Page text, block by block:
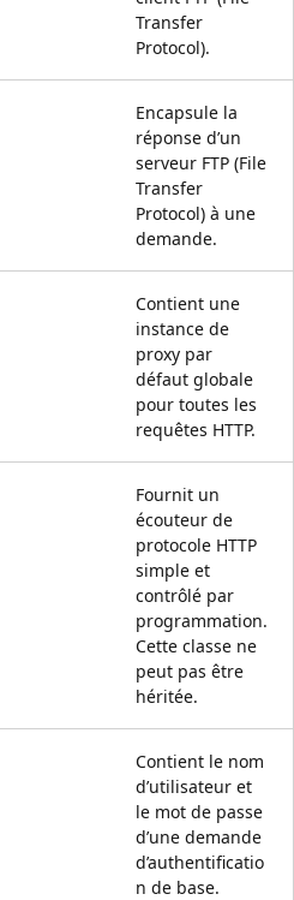
Transfer
Protocol).
Encapsule la
réponse d’un
serveur FTP (File
Transfer
Protocol) à une
demande.
Contient une
instance de
proxy par
défaut globale
pour toutes les
requêtes HTTP.
Fournit un
écouteur de
protocole HTTP
simple et
contrôlé par
programmation.
Cette classe ne
peut pas être
héritée.
Contient le nom
d’utilisateur et
le mot de passe
d’une demande
d’authentificatio
n de base.